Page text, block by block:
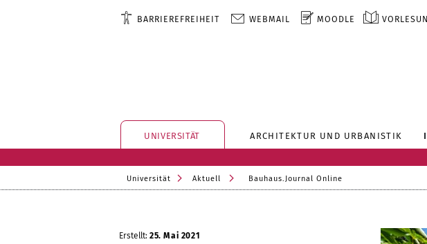
BARRIEREFREIHEIT WEBMAIL MOODLE
UNIVERSITÄT ARCHITEKTUR UND URBANISTIK
Universität Aktuell Bauhaus.Journal Online
Erstellt: 25. Mai 2021